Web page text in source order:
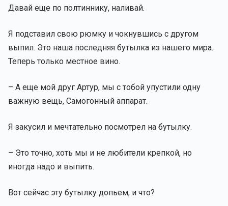
Давай еще по полтиннику, наливай.
Я подставил свою рюмку и чокнувшись с другом
выпил. Это наша последняя бутылка из нашего мира.
Теперь только местное вино.
– А еще мой друг Артур, мы с тобой упустили одну
важную вещь, Самогонный аппарат.
Я закусил и мечтательно посмотрел на бутылку.
– Это точно, хоть мы и не любители крепкой, но
иногда надо и выпить.
Вот сейчас эту бутылку допьем, и что?